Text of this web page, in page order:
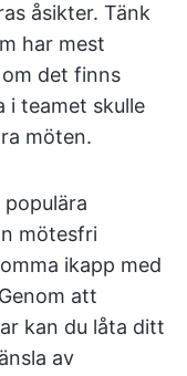
åsikter. Tänk
har mest
det finns
i teamet skulle
möten.
mötesfri
ikapp med
att
kan du låta ditt
av